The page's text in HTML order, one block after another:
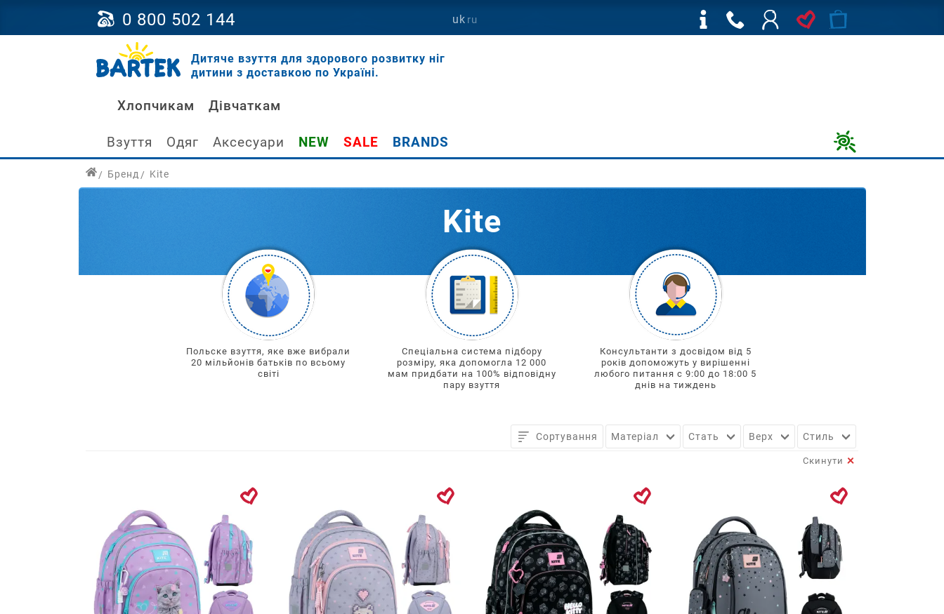
0 800 502 144 uk ru
Дитяче взуття для здорового розвитку ніг
дитини з доставкою по Україні.
Хлопчикам Дівчаткам
Взуття Одяг Аксесуари NEW SALE BRANDS
Бренд Kite
Kite
Польске взуття, яке вже вибрали
20 мільйонів батьків по всьому
світі
Спеціальна система підбору
розміру, яка допомогла 12 000
мам придбати на 100% відповідну
пару взуття
Консультанти з досвідом від 5
років допоможуть у вирішенні
любого питання с 9:00 до 18:00 5
днів на тиждень
НазадСортування Матеріал Стать Верх Стиль
Скинути